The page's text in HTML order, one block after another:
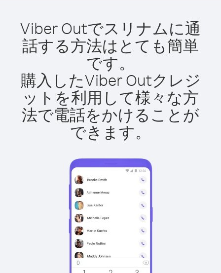
Viber Outでスリナムに通
話する方法はとても簡単
です。
購入したViber Outクレジ
ットを利用して様々な方
法で電話をかけることが
できます。